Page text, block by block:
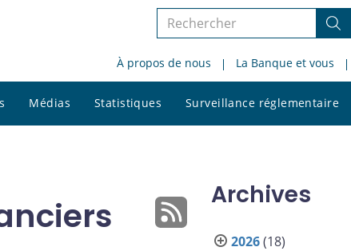
Rechercher
le
site
À propos de nous La Banque et vous
Médias Statistiques Surveillance réglementaire
Archives
2026(18)